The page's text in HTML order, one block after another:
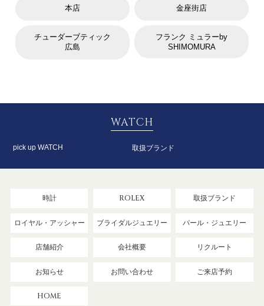
本店 金座街店
チューダーブティック
広島
フランク ミュラーby
SHIMOMURA
WATCH
pick up WATCH 取扱ブランド
時計 ROLEX 取扱ブランド
ロイヤル・アッシャー ブライダルジュエリー パール・ジュエリー
店舗紹介 会社概要 リクルート
お知らせ お問い合わせ ご来店予約
HOME